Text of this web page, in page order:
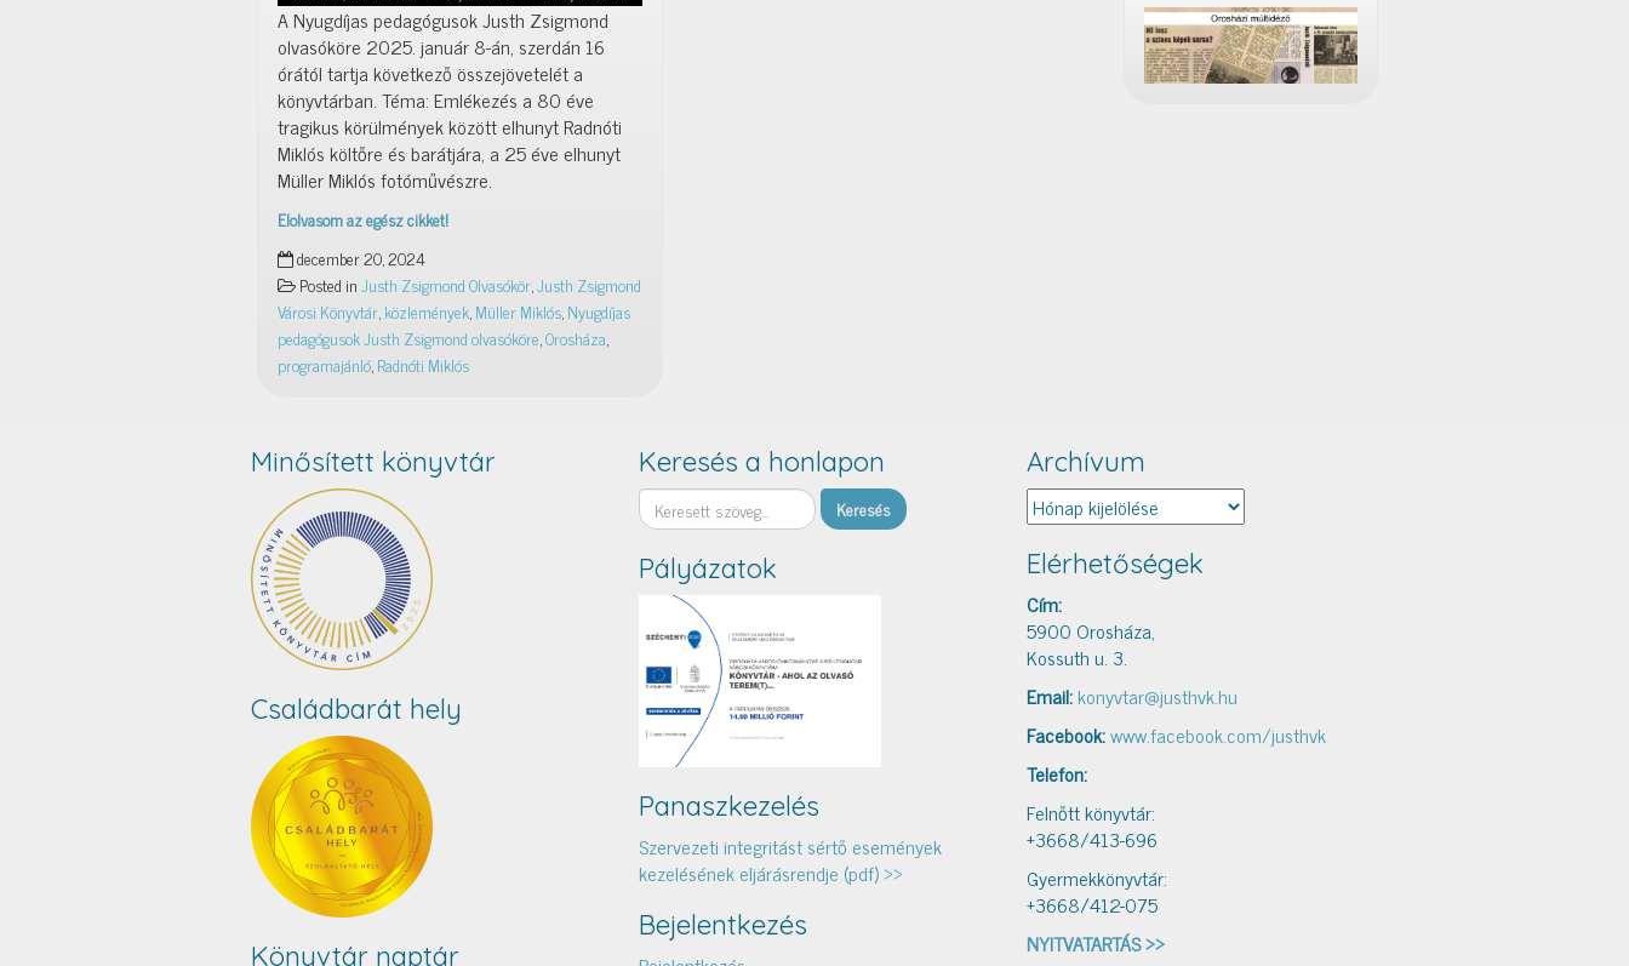
A Nyugdíjas pedagógusok Justh Zsigmond
olvasóköre 2025. január 8-án, szerdán 16
órától tartja következő összejövetelét a
könyvtárban. Téma: Emlékezés a 80 éve
tragikus körülmények között elhunyt Radnóti
Miklós költőre és barátjára, a 25 éve elhunyt
Müller Miklós fotóművészre.
Elolvasom az egész cikket!
Olvasókör
–
2025.
január
8.
december 20, 2024
Posted inJusth Zsigmond Olvasókör,Justh Zsigmond
Városi Könyvtár,közlemények,Müller Miklós,Nyugdíjas
pedagógusok Justh Zsigmond olvasóköre,Orosháza,
programajánló,Radnóti Miklós
Minősített könyvtár
Családbarát hely
Könyvtár naptár
Keresés a honlapon
Keresés
Pályázatok
Panaszkezelés
Szervezeti integritást sértő események
kezelésének eljárásrendje (pdf) >>
Bejelentkezés
Archívum
Archívum
Elérhetőségek
Cím:
5900 Orosháza,
Kossuth u. 3.
Email:konyvtar@justhvk.hu
Facebook:www.facebook.com/justhvk
Telefon:
Felnőtt könyvtár:
+3668/413-696
Gyermekkönyvtár:
+3668/412-075
NYITVATARTÁS >>